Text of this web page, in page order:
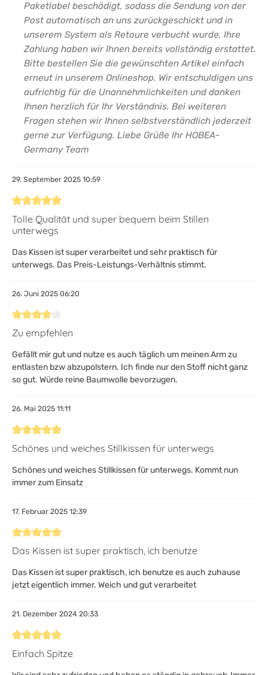
Paketlabel beschädigt, sodass die Sendung von der
Post automatisch an uns zurückgeschickt und in
unserem System als Retoure verbucht wurde. Ihre
Zahlung haben wir Ihnen bereits vollständig erstattet.
Bitte bestellen Sie die gewünschten Artikel einfach
erneut in unserem Onlineshop. Wir entschuldigen uns
aufrichtig für die Unannehmlichkeiten und danken
Ihnen herzlich für Ihr Verständnis. Bei weiteren
Fragen stehen wir Ihnen selbstverständlich jederzeit
gerne zur Verfügung. Liebe Grüße Ihr HOBEA-
Germany Team
29. September 2025 10:59
Bewertung mit 5 von 5 Sternen
Tolle Qualität und super bequem beim Stillen
unterwegs
Das Kissen ist super verarbeitet und sehr praktisch für
unterwegs. Das Preis-Leistungs-Verhältnis stimmt.
26. Juni 2025 06:20
Bewertung mit 4 von 5 Sternen
Zu empfehlen
Gefällt mir gut und nutze es auch täglich um meinen Arm zu
entlasten bzw abzupolstern. Ich finde nur den Stoff nicht ganz
so gut. Würde reine Baumwolle bevorzugen.
26. Mai 2025 11:11
Bewertung mit 5 von 5 Sternen
Schönes und weiches Stillkissen für unterwegs
Schönes und weiches Stillkissen für unterwegs. Kommt nun
immer zum Einsatz
17. Februar 2025 12:39
Bewertung mit 5 von 5 Sternen
Das Kissen ist super praktisch, ich benutze
Das Kissen ist super praktisch, ich benutze es auch zuhause
jetzt eigentlich immer. Weich und gut verarbeitet
21. Dezember 2024 20:33
Bewertung mit 5 von 5 Sternen
Einfach Spitze